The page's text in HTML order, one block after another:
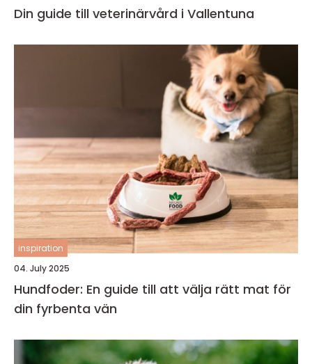
Din guide till veterinärvård i Vallentuna
inspiration
04. July 2025
Hundfoder: En guide till att välja rätt mat för
din fyrbenta vän